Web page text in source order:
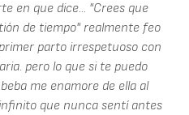
en que dice... "Crees que
de tiempo" realmente feo
parto irrespetuoso con
pero lo que si te puedo
me enamore de ella al
que nunca sentí antes